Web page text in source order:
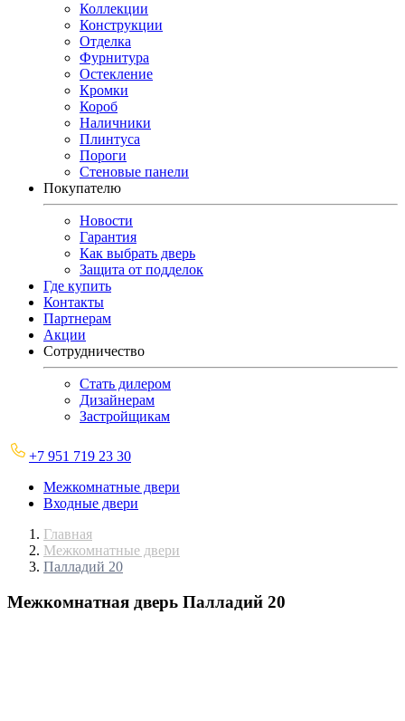
Коллекции
Конструкции
Отделка
Фурнитура
Остекление
Кромки
Короб
Наличники
Плинтуса
Пороги
Стеновые панели
Покупателю
Новости
Гарантия
Как выбрать дверь
Защита от подделок
Где купить
Контакты
Партнерам
Акции
Сотрудничество
Стать дилером
Дизайнерам
Застройщикам
+7 951 719 23 30
Межкомнатные двери
Входные двери
Главная
Межкомнатные двери
Палладий 20
Межкомнатная дверь Палладий 20